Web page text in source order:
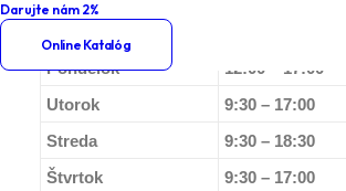
Darujte nám 2%
Online Katalóg
Pondelok
12:00 – 17:00
Utorok
9:30 – 17:00
Streda
9:30 – 18:30
Štvrtok
9:30 – 17:00